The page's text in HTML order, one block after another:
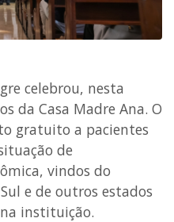
celebrou, nesta
da Casa Madre Ana. O
gratuito a pacientes
de
vindos do
e de outros estados
instituição.